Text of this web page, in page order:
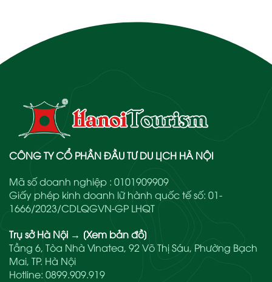
CÔNG TY CỔ PHẦN ĐẦU TƯ DU LỊCH HÀ NỘI
Mã số doanh nghiệp : 0101909909
Giấy phép kinh doanh lữ hành quốc tế số: 01-
1666/2023/CDLQGVN-GP LHQT
Trụ sở Hà Nội → [Xem bản đồ]
Tầng 6, Tòa Nhà Vinatea, 92 Võ Thị Sáu, Phường Bạch
Mai, TP. Hà Nội
Hotline: 0899.909.919